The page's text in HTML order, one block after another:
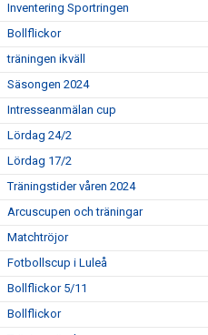
Inventering Sportringen
Bollflickor
träningen ikväll
Säsongen 2024
Intresseanmälan cup
Lördag 24/2
Lördag 17/2
Träningstider våren 2024
Arcuscupen och träningar
Matchtröjor
Fotbollscup i Luleå
Bollflickor 5/11
Bollflickor